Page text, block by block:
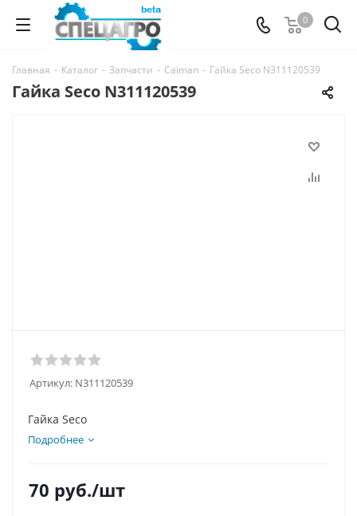
0
Главная - Каталог - Запчасти - Caiman - Гайка Seco N311120539
Гайка Seco N311120539
Артикул: N311120539
Гайка Seco
Подробнее
70 руб./шт